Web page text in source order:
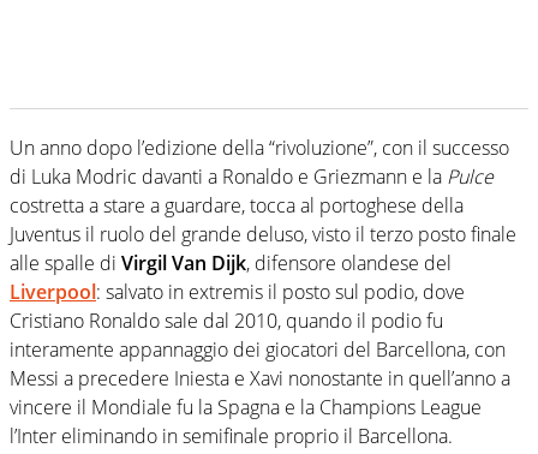
Un anno dopo l’edizione della “rivoluzione”, con il successo
di Luka Modric davanti a Ronaldo e Griezmann e la Pulce
costretta a stare a guardare, tocca al portoghese della
Juventus il ruolo del grande deluso, visto il terzo posto finale
alle spalle di Virgil Van Dijk, difensore olandese del
Liverpool: salvato in extremis il posto sul podio, dove
Cristiano Ronaldo sale dal 2010, quando il podio fu
interamente appannaggio dei giocatori del Barcellona, con
Messi a precedere Iniesta e Xavi nonostante in quell’anno a
vincere il Mondiale fu la Spagna e la Champions League
l’Inter eliminando in semifinale proprio il Barcellona.